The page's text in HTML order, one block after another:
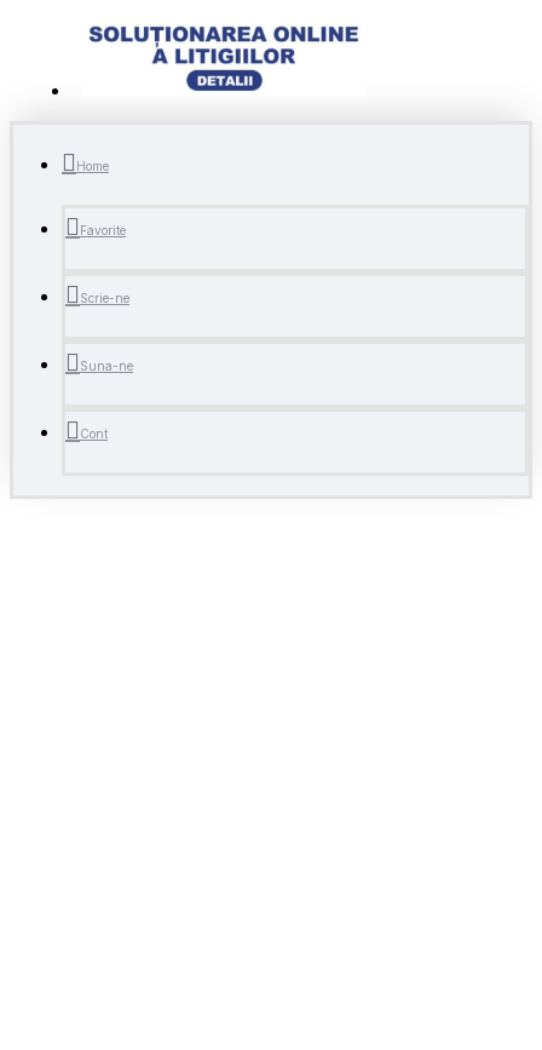
Home
Favorite
Scrie-ne
Suna-ne
Cont